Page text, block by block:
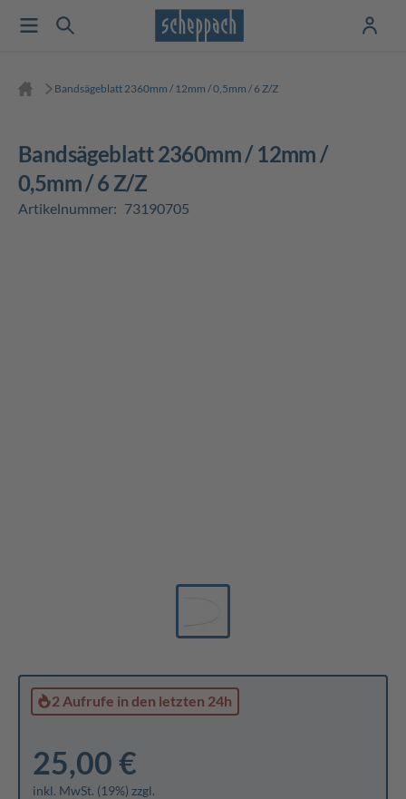
Bandsägeblatt 2360mm / 12mm / 0,5mm / 6 Z/Z
Bandsägeblatt 2360mm / 12mm /
0,5mm / 6 Z/Z
Artikelnummer: 73190705
2 Aufrufe in den letzten 24h
25,00 €
inkl. MwSt. (19%) zzgl.